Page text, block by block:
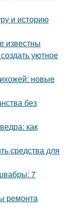
и историю
известны
уютное
новые
без
как
средства для
7
ремонта